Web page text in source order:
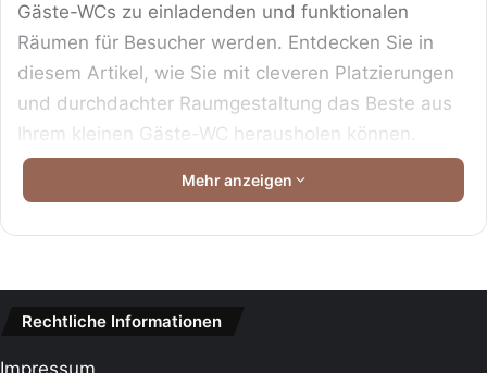
Gäste-WCs zu einladenden und funktionalen
Räumen für Besucher werden. Entdecken Sie in
diesem Artikel, wie Sie mit cleveren Platzierungen
und durchdachter Raumgestaltung das Beste aus
Ihrem kleinen Gäste-WC herausholen können.
WC unter 2 qm Grundriss zusammengefasst:
Inhaltsverzeichnis
WC unter 2 qm Grundriss zusammengefasst:
Arten von Gäste WC Grundrisslayouts
Mehr anzeigen
Rechtliche Informationen
Impressum